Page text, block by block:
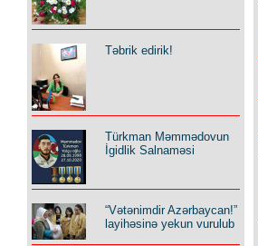
Təbrik edirik!
Türkman Məmmədovun
İgidlik Salnaməsi
“Vətənimdir Azərbaycan!”
layihəsinə yekun vurulub